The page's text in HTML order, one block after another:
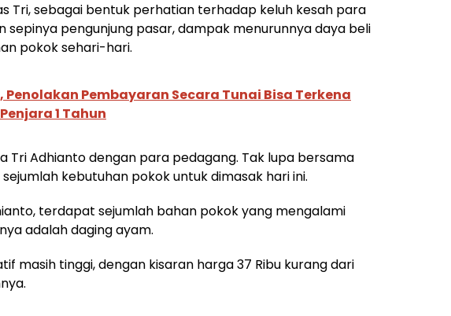
Tri, sebagai bentuk perhatian terhadap keluh kesah para
sepinya pengunjung pasar, dampak menurunnya daya beli
pokok sehari-hari.
Penolakan Pembayaran Secara Tunai Bisa Terkena
1 Tahun
Tri Adhianto dengan para pedagang. Tak lupa bersama
kebutuhan pokok untuk dimasak hari ini.
terdapat sejumlah bahan pokok yang mengalami
adalah daging ayam.
masih tinggi, dengan kisaran harga 37 Ribu kurang dari